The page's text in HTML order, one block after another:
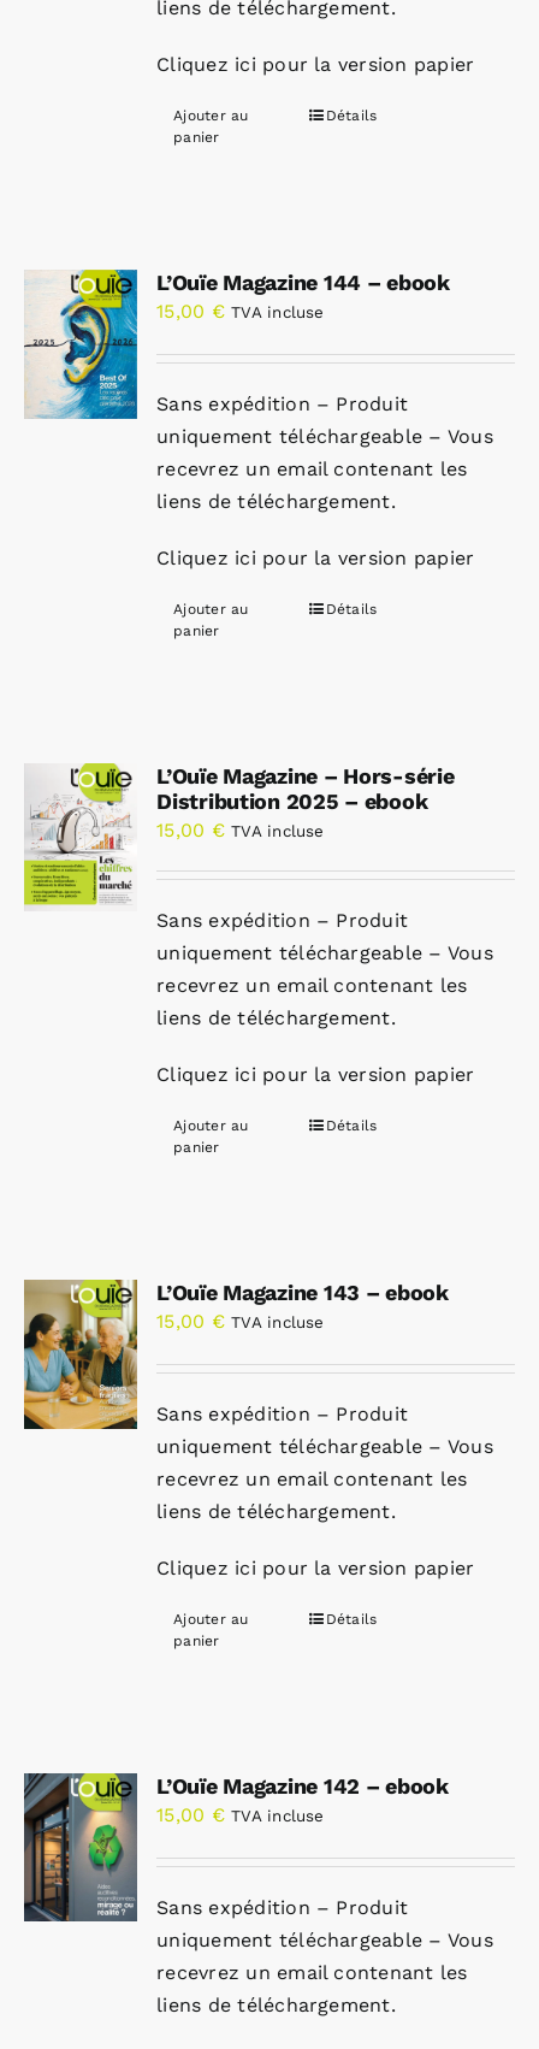
liens de téléchargement.
Cliquez ici pour la version papier
Ajouter au
panier
Détails
L’Ouïe Magazine 144 – ebook
15,00 € TVA incluse
Sans expédition – Produit
uniquement téléchargeable – Vous
recevrez un email contenant les
liens de téléchargement.
Cliquez ici pour la version papier
Ajouter au
panier
Détails
L’Ouïe Magazine – Hors-série
Distribution 2025 – ebook
15,00 € TVA incluse
Sans expédition – Produit
uniquement téléchargeable – Vous
recevrez un email contenant les
liens de téléchargement.
Cliquez ici pour la version papier
Ajouter au
panier
Détails
L’Ouïe Magazine 143 – ebook
15,00 € TVA incluse
Sans expédition – Produit
uniquement téléchargeable – Vous
recevrez un email contenant les
liens de téléchargement.
Cliquez ici pour la version papier
Ajouter au
panier
Détails
L’Ouïe Magazine 142 – ebook
15,00 € TVA incluse
Sans expédition – Produit
uniquement téléchargeable – Vous
recevrez un email contenant les
liens de téléchargement.